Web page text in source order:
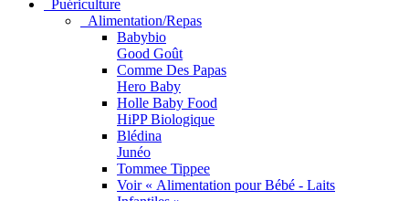
Puériculture
Alimentation/Repas
Babybio
Good Goût
Comme Des Papas
Hero Baby
Holle Baby Food
HiPP Biologique
Blédina
Junéo
Tommee Tippee
Voir « Alimentation pour Bébé - Laits